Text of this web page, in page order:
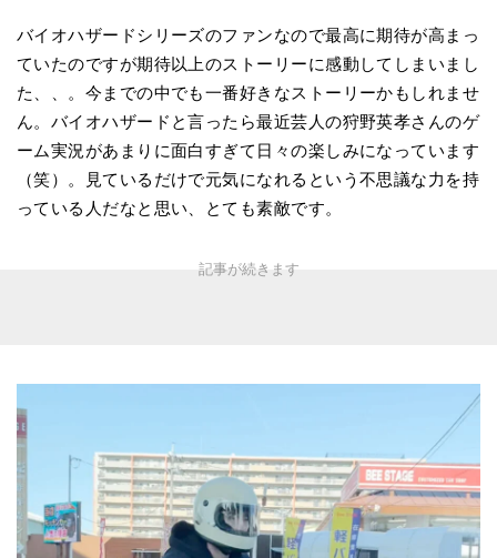
バイオハザードシリーズのファンなので最高に期待が高まっ
ていたのですが期待以上のストーリーに感動してしまいまし
た、、。今までの中でも一番好きなストーリーかもしれませ
ん。バイオハザードと言ったら最近芸人の狩野英孝さんのゲ
ーム実況があまりに面白すぎて日々の楽しみになっています
（笑）。見ているだけで元気になれるという不思議な力を持
っている人だなと思い、とても素敵です。